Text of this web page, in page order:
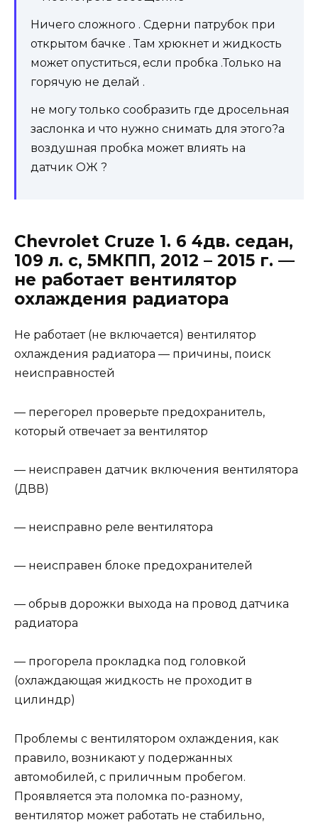
Ничего сложного . Сдерни патрубок при
открытом бачке . Там хрюкнет и жидкость
может опуститься, если пробка .Только на
горячую не делай .
не могу только сообразить где дросельная
заслонка и что нужно снимать для этого?а
воздушная пробка может влиять на
датчик ОЖ ?
Chevrolet Cruze 1. 6 4дв. седан,
109 л. с, 5МКПП, 2012 – 2015 г. —
не работает вентилятор
охлаждения радиатора
Не работает (не включается) вентилятор
охлаждения радиатора — причины, поиск
неисправностей
— перегорел проверьте предохранитель,
который отвечает за вентилятор
— неисправен датчик включения вентилятора
(ДВВ)
— неисправно реле вентилятора
— неисправен блоке предохранителей
— обрыв дорожки выхода на провод датчика
радиатора
— прогорела прокладка под головкой
(охлаждающая жидкость не проходит в
цилиндр)
Проблемы с вентилятором охлаждения, как
правило, возникают у подержанных
автомобилей, с приличным пробегом.
Проявляется эта поломка по-разному,
вентилятор может работать не стабильно,